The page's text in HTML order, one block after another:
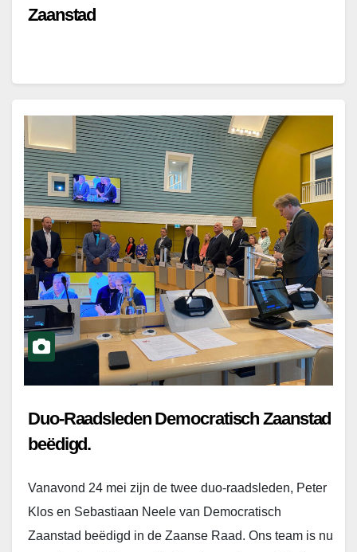
Zaanstad
Duo-Raadsleden Democratisch Zaanstad
beëdigd.
Vanavond 24 mei zijn de twee duo-raadsleden, Peter
Klos en Sebastiaan Neele van Democratisch
Zaanstad beëdigd in de Zaanse Raad. Ons team is nu